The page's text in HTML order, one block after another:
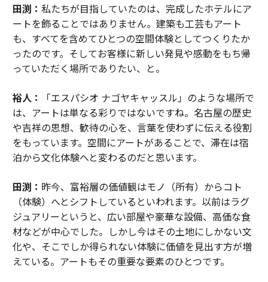
田渕： 私たちが目指していたのは、完成したホテルにア
ートを飾ることではありません。建築も工芸もアート
も、すべてを含めてひとつの空間体験としてつくりたか
ったのです。そしてお客様に新しい発見や感動をもち帰
っていただく場所でありたい、と。
裕人：
「エスパシオ ナゴヤキャッスル」のような場所で
は、アートは単なる彩りではないですね。名古屋の歴史
や吉祥の思想、歓待の心を、言葉を使わずに伝える役割
をもっています。空間にアートがあることで、滞在は宿
泊から文化体験へと変わるのだと思います。
田渕： 昨今、富裕層の価値観はモノ（所有）からコト
（体験）へとシフトしているといわれます。以前はラグ
ジュアリーというと、広い部屋や豪華な設備、高価な食
材などが中心でした。しかし今はその土地にしかない文
化や、そこでしか得られない体験に価値を見出す方が増
えている。アートもその重要な要素のひとつです。